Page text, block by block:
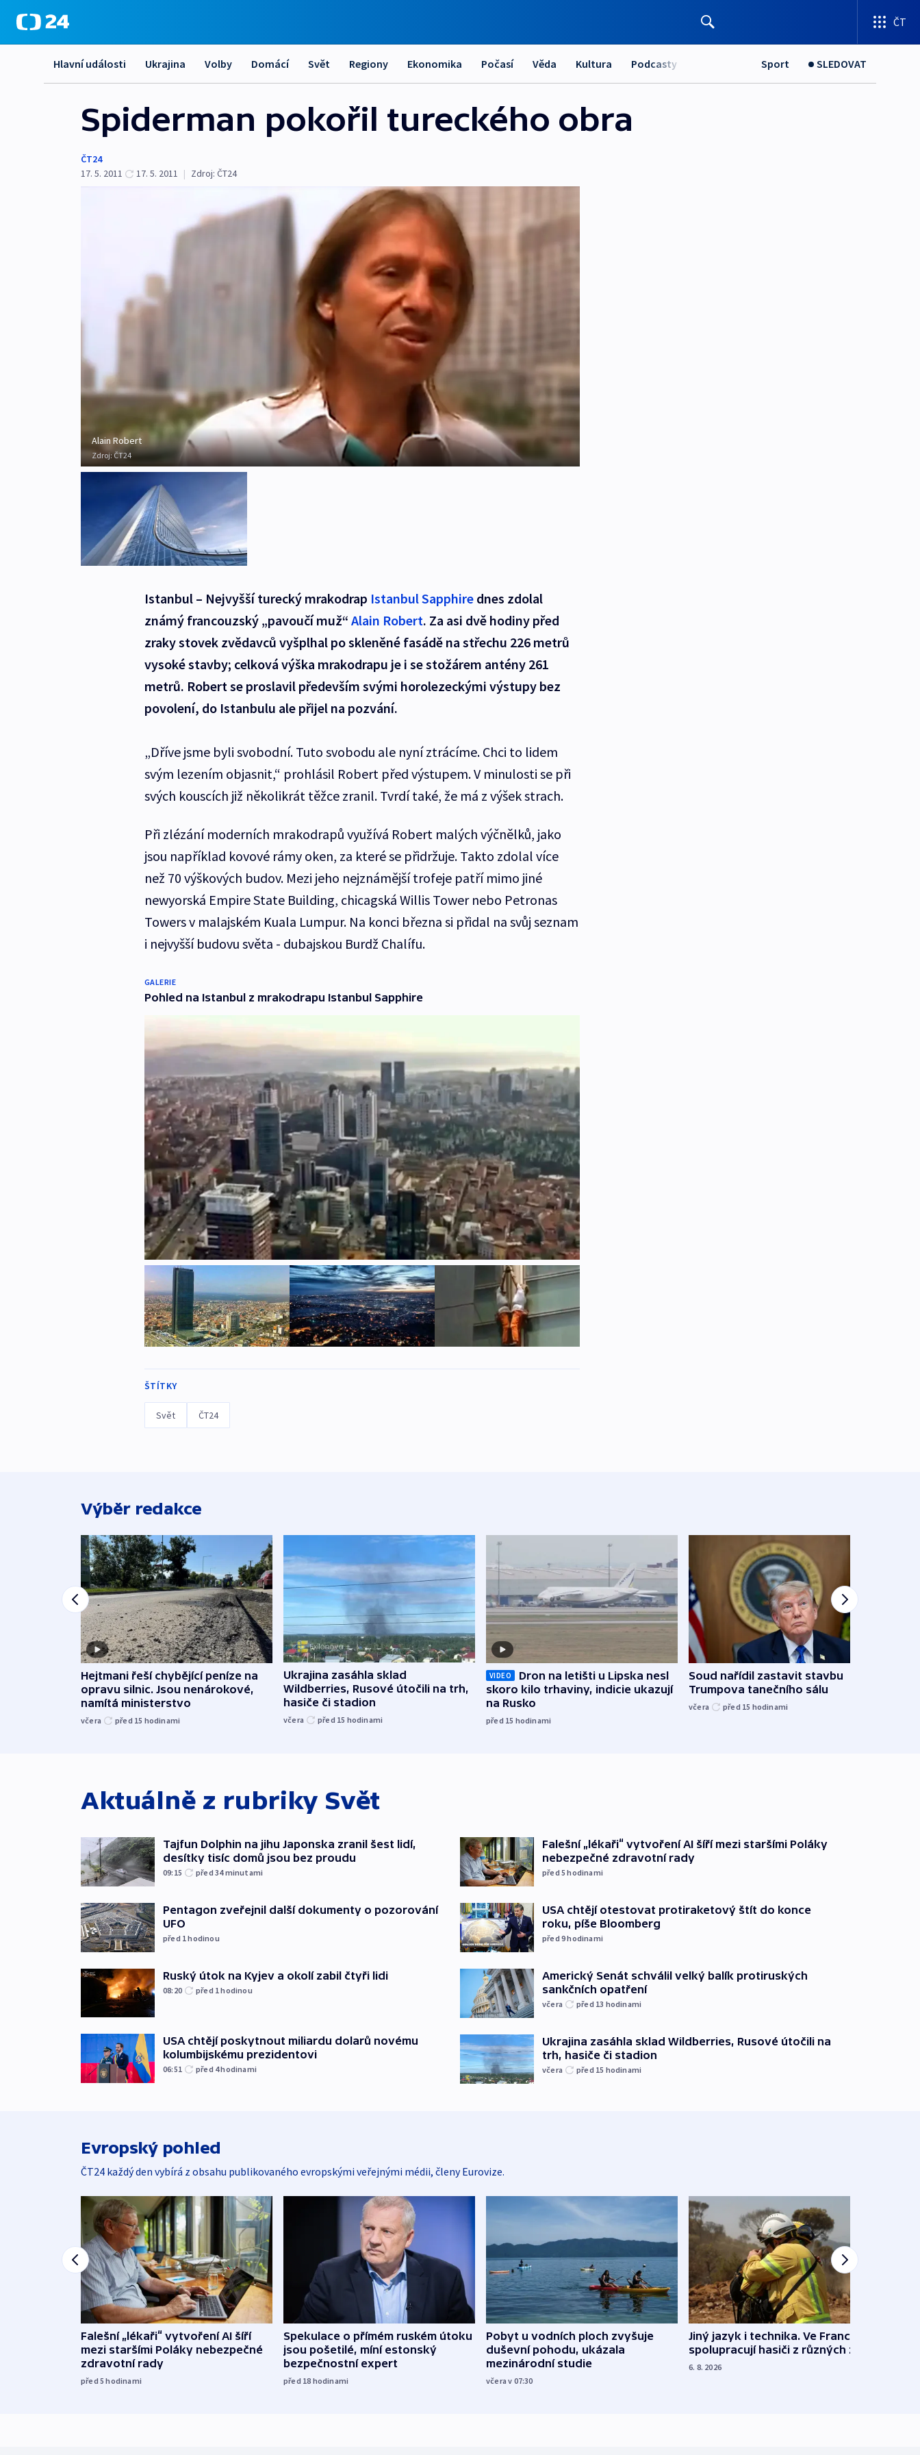
ČT
Hlavní události Ukrajina Volby Domácí Svět Regiony Ekonomika Počasí Věda Kultura Podcasty Sport SLEDOVAT
Spiderman pokořil tureckého obra
ČT24
17. 5. 2011
17. 5. 2011 | Zdroj: ČT24
Alain Robert
Zdroj:ČT24
Istanbul – Nejvyšší turecký mrakodrap Istanbul Sapphirednes zdolal
známý francouzský „pavoučí muž“ Alain Robert. Za asi dvě hodiny před
zraky stovek zvědavců vyšplhal po skleněné fasádě na střechu 226 metrů
vysoké stavby; celková výška mrakodrapu je i se stožárem antény 261
metrů. Robert se proslavil především svými horolezeckými výstupy bez
povolení, do Istanbulu ale přijel na pozvání.
„Dříve jsme byli svobodní. Tuto svobodu ale nyní ztrácíme. Chci to lidem
svým lezením objasnit,“ prohlásil Robert před výstupem. V minulosti se při
svých kouscích již několikrát těžce zranil. Tvrdí také, že má z výšek strach.
Při zlézání moderních mrakodrapů využívá Robert malých výčnělků, jako
jsou například kovové rámy oken, za které se přidržuje. Takto zdolal více
než 70 výškových budov. Mezi jeho nejznámější trofeje patří mimo jiné
newyorská Empire State Building, chicagská Willis Tower nebo Petronas
Towers v malajském Kuala Lumpur. Na konci března si přidal na svůj seznam
i nejvyšší budovu světa - dubajskou Burdž Chalífu.
GALERIE
Pohled na Istanbul z mrakodrapu Istanbul Sapphire
ŠTÍTKY
Svět ČT24
Výběr redakce
Hejtmani řeší chybějící peníze na
opravu silnic. Jsou nenárokové,
namítá ministerstvo
včera před 15 hodinami
Ukrajina zasáhla sklad
Wildberries, Rusové útočili na trh,
hasiče či stadion
včera před 15 hodinami
VIDEO
Dron na letišti u Lipska nesl
skoro kilo trhaviny, indicie ukazují
na Rusko
před 15 hodinami
Soud nařídil zastavit stavbu
Trumpova tanečního sálu
včera před 15 hodinami
Aktuálně z rubriky Svět
Tajfun Dolphin na jihu Japonska zranil šest lidí,
desítky tisíc domů jsou bez proudu
09:15 před 34minutami
Pentagon zveřejnil další dokumenty o pozorování
UFO
před 1hodinou
Ruský útok na Kyjev a okolí zabil čtyři lidi
08:20 před 1hodinou
USA chtějí poskytnout miliardu dolarů novému
kolumbijskému prezidentovi
06:51 před 4hodinami
Falešní „lékaři“ vytvoření AI šíří mezi staršími Poláky
nebezpečné zdravotní rady
před 5hodinami
USA chtějí otestovat protiraketový štít do konce
roku, píše Bloomberg
před 9hodinami
Americký Senát schválil velký balík protiruských
sankčních opatření
včera před 13 hodinami
Ukrajina zasáhla sklad Wildberries, Rusové útočili na
trh, hasiče či stadion
včera před 15 hodinami
Evropský pohled
ČT24 každý den vybírá z obsahu publikovaného evropskými veřejnými médii, členy Eurovize.
Falešní „lékaři“ vytvoření AI šíří
mezi staršími Poláky nebezpečné
zdravotní rady
před 5hodinami
Spekulace o přímém ruském útoku
jsou pošetilé, míní estonský
bezpečnostní expert
před 18 hodinami
Pobyt u vodních ploch zvyšuje
duševní pohodu, ukázala
mezinárodní studie
včera v 07:30
Jiný jazyk i technika. Ve Francii
spolupracují hasiči z různých zemí
6. 8. 2026